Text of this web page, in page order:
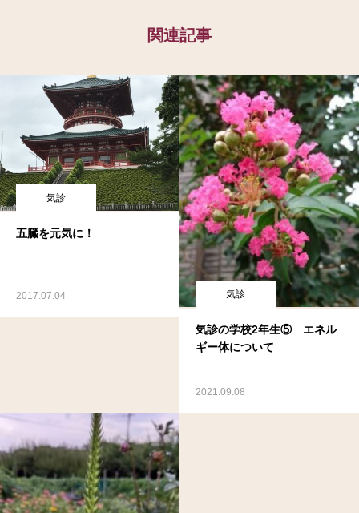
関連記事
気診
五臓を元気に！
2017.07.04 気診
気診の学校2年生⑤ エネル
ギー体について
2021.09.08